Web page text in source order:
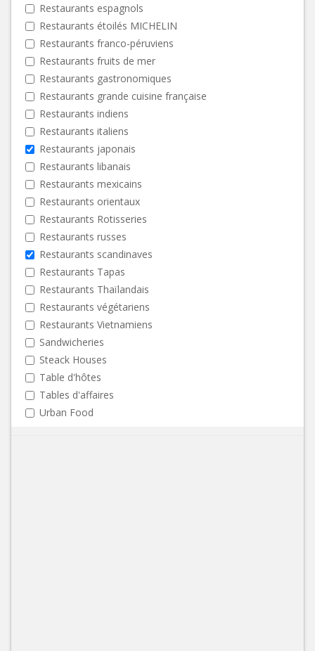
Restaurants espagnols
Restaurants étoilés MICHELIN
Restaurants franco-péruviens
Restaurants fruits de mer
Restaurants gastronomiques
Restaurants grande cuisine française
Restaurants indiens
Restaurants italiens
Restaurants japonais
Restaurants libanais
Restaurants mexicains
Restaurants orientaux
Restaurants Rotisseries
Restaurants russes
Restaurants scandinaves
Restaurants Tapas
Restaurants Thaïlandais
Restaurants végétariens
Restaurants Vietnamiens
Sandwicheries
Steack Houses
Table d'hôtes
Tables d'affaires
Urban Food